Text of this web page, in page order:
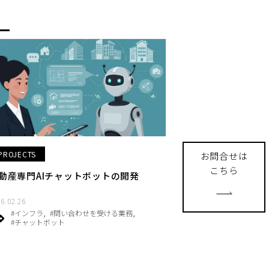
産専門AIチャットボットの開発
#インフラ
#問い合わせを受ける業務
#チャットボット
お問合せは
こちら